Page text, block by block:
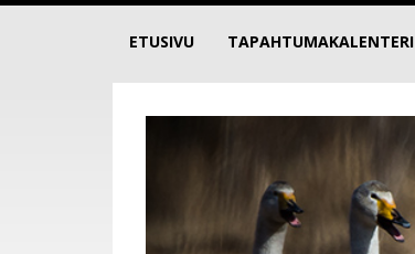
ETUSIVU TAPAHTUMAKALENTERI